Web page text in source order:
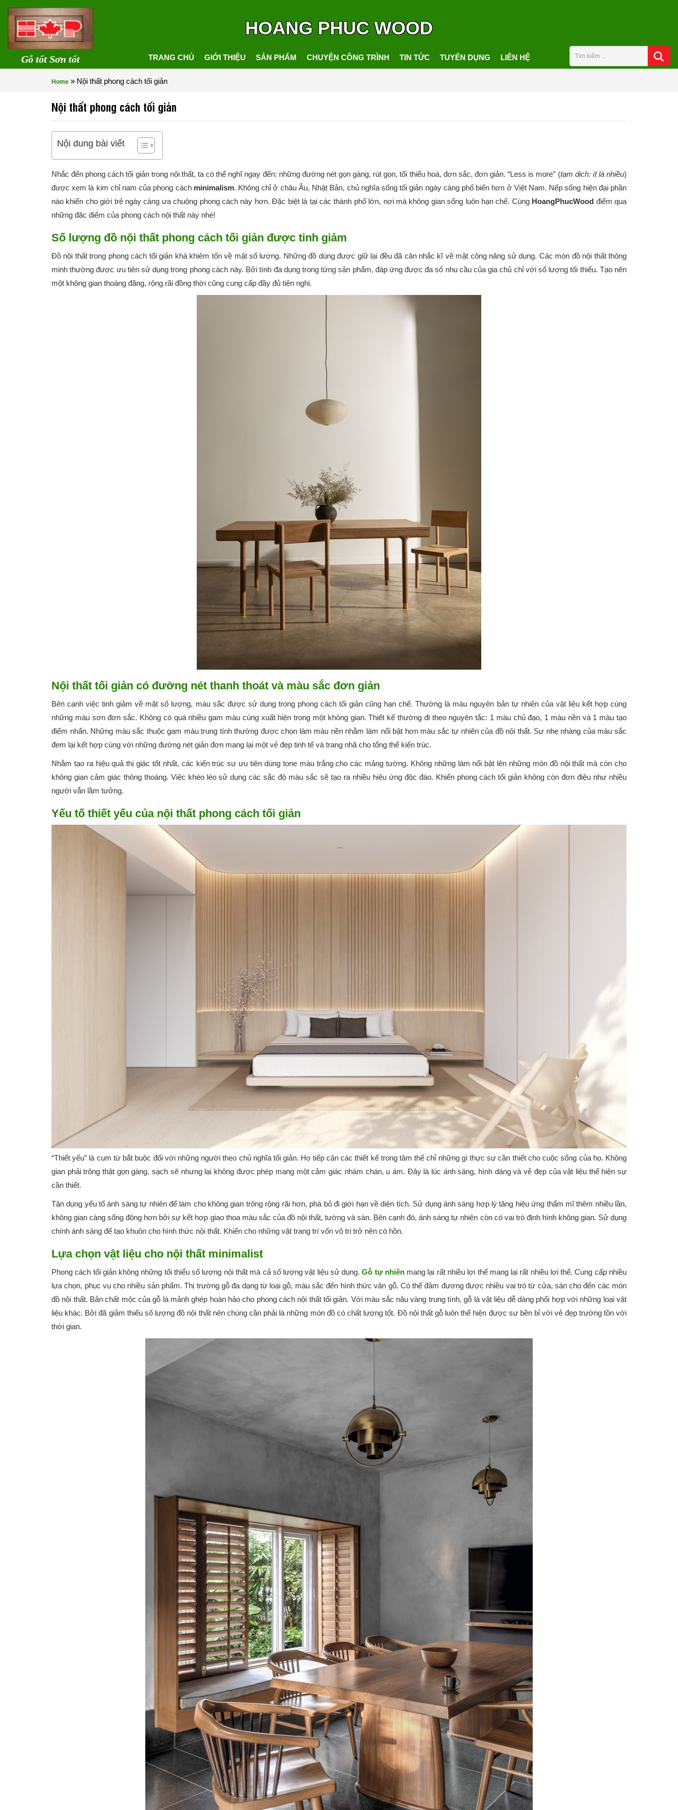
Gỗ tốt Sơn tốt
HOANG PHUC WOOD
TRANG CHỦ GIỚI THIỆU SẢN PHẨM CHUYỆN CÔNG TRÌNH TIN TỨC TUYỂN DỤNG LIÊN HỆ
Home » Nội thất phong cách tối giản
Nội thất phong cách tối giản
Nội dung bài viết
Nhắc đến phong cách tối giản trong nội thất, ta có thể nghĩ ngay đến: những đường nét gọn gàng, rút gọn, tối thiểu hoá, đơn sắc, đơn giản. “Less is more” (tạm dịch: ít là nhiều)
được xem là kim chỉ nam của phong cách minimalism. Không chỉ ở châu Âu, Nhật Bản, chủ nghĩa sống tối giản ngày càng phổ biến hơn ở Việt Nam. Nếp sống hiện đại phần
nào khiến cho giới trẻ ngày càng ưa chuộng phong cách này hơn. Đặc biệt là tại các thành phố lớn, nơi mà không gian sống luôn hạn chế. Cùng HoangPhucWood điểm qua
những đặc điểm của phong cách nội thất này nhé!
Số lượng đồ nội thất phong cách tối giản được tinh giảm
Đồ nội thất trong phong cách tối giản khá khiêm tốn về mặt số lượng. Những đồ dùng được giữ lại đều đã cân nhắc kĩ về mặt công năng sử dụng. Các món đồ nội thất thông
minh thường được ưu tiên sử dụng trong phong cách này. Bởi tính đa dụng trong từng sản phẩm, đáp ứng được đa số nhu cầu của gia chủ chỉ với số lượng tối thiểu. Tạo nên
một không gian thoáng đãng, rộng rãi đồng thời cũng cung cấp đầy đủ tiện nghi.
Nội thất tối giản có đường nét thanh thoát và màu sắc đơn giản
Bên cạnh việc tinh giảm về mặt số lượng, màu sắc được sử dụng trong phong cách tối giản cũng hạn chế. Thường là màu nguyên bản tự nhiên của vật liệu kết hợp cùng
những màu sơn đơn sắc. Không có quá nhiều gam màu cùng xuất hiện trong một không gian. Thiết kế thường đi theo nguyên tắc: 1 màu chủ đạo, 1 màu nền và 1 màu tạo
điểm nhấn. Những màu sắc thuộc gam màu trung tính thường được chọn làm màu nền nhằm làm nổi bật hơn màu sắc tự nhiên của đồ nội thất. Sự nhẹ nhàng của màu sắc
đem lại kết hợp cùng với những đường nét giản đơn mang lại một vẻ đẹp tinh tế và trang nhã cho tổng thể kiến trúc.
Nhằm tạo ra hiệu quả thị giác tốt nhất, các kiến trúc sư ưu tiên dùng tone màu trắng cho các mảng tường. Không những làm nổi bật lên những món đồ nội thất mà còn cho
không gian cảm giác thông thoáng. Việc khéo léo sử dụng các sắc độ màu sắc sẽ tạo ra nhiều hiệu ứng độc đáo. Khiến phong cách tối giản không còn đơn điệu như nhiều
người vẫn lầm tưởng.
Yếu tố thiết yếu của nội thất phong cách tối giản
“Thiết yếu” là cụm từ bắt buộc đối với những người theo chủ nghĩa tối giản. Họ tiếp cận các thiết kế trong tâm thế chỉ những gì thực sự cần thiết cho cuộc sống của họ. Không
gian phải trông thật gọn gàng, sạch sẽ nhưng lại không được phép mang một cảm giác nhàm chán, u ám. Đây là lúc ánh sáng, hình dáng và vẻ đẹp của vật liệu thể hiện sự
cần thiết.
Tận dụng yếu tố ánh sáng tự nhiên để làm cho không gian trông rộng rãi hơn, phá bỏ đi giới hạn về diện tích. Sử dụng ánh sáng hợp lý tăng hiệu ứng thẩm mĩ thêm nhiều lần,
không gian càng sống động hơn bởi sự kết hợp giao thoa màu sắc của đồ nội thất, tường và sàn. Bên cạnh đó, ánh sáng tự nhiên còn có vai trò định hình không gian. Sử dụng
chính ánh sáng để tạo khuôn cho hình thức nội thất. Khiến cho những vật trang trí vốn vô tri trở nên có hồn.
Lựa chọn vật liệu cho nội thất minimalist
Phong cách tối giản không những tối thiểu số lượng nội thất mà cả số lượng vật liệu sử dụng.Gỗ tự nhiênmang lại rất nhiều lợi thế mang lại rất nhiều lợi thế. Cung cấp nhiều
lựa chọn, phục vụ cho nhiều sản phẩm. Thị trường gỗ đa dạng từ loại gỗ, màu sắc đến hình thức vân gỗ. Có thể đảm đương được nhiều vai trò từ cửa, sàn cho đến các món
đồ nội thất. Bản chất mộc của gỗ là mảnh ghép hoàn hảo cho phong cách nội thất tối giản. Với màu sắc nâu vàng trung tính, gỗ là vật liệu dễ dàng phối hợp với những loại vật
liệu khác. Bởi đã giảm thiểu số lượng đồ nội thất nên chúng cần phải là những món đồ có chất lượng tốt. Đồ nội thất gỗ luôn thể hiện được sự bền bỉ với vẻ đẹp trường tồn với
thời gian.